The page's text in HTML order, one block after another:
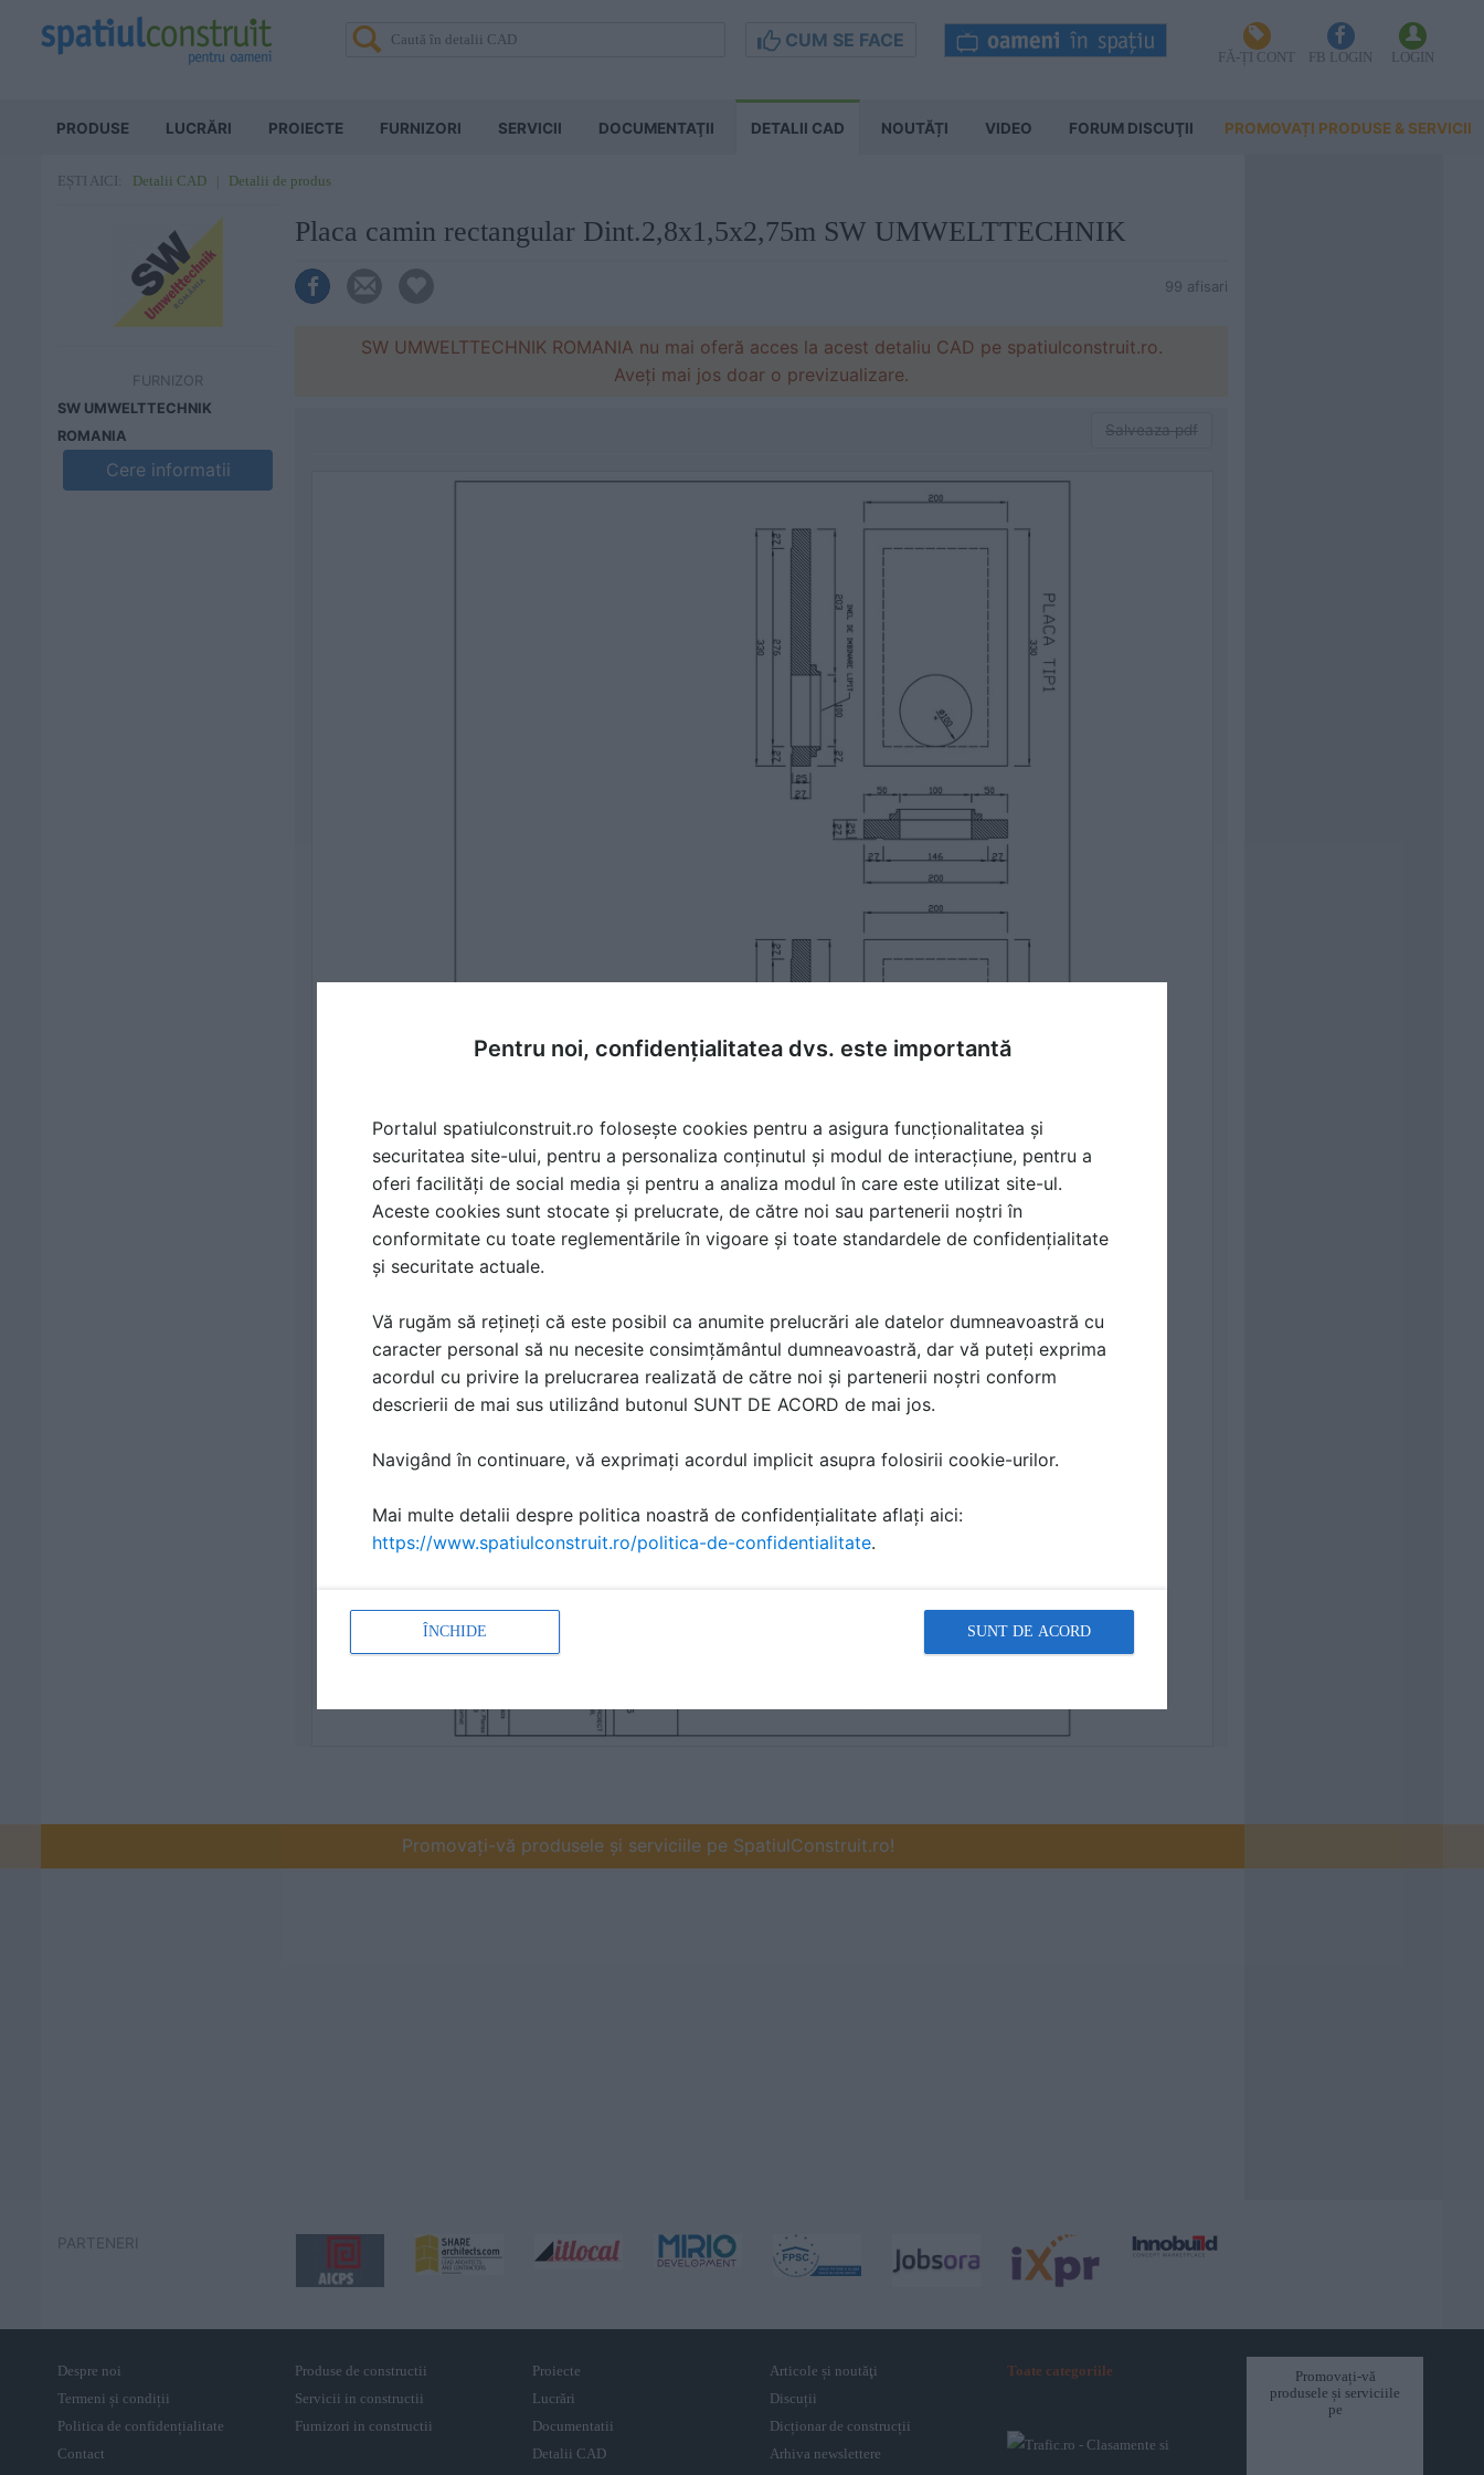
CUM SE FACE
FĂ-ȚI CONT FB LOGIN LOGIN
PRODUSE LUCRĂRI PROIECTE FURNIZORI SERVICII DOCUMENTAŢII DETALII CAD NOUTĂȚI VIDEO FORUM DISCUŢII PROMOVAȚI PRODUSE & SERVICII
EȘTI AICI: Detalii CAD Detalii de produs
FURNIZOR
SW UMWELTTECHNIK
ROMANIA
Cere informatii
Placa camin rectangular Dint.2,8x1,5x2,75m SW UMWELTTECHNIK
99 afisari
SW UMWELTTECHNIK ROMANIA nu mai oferă acces la acest detaliu CAD pe spatiulconstruit.ro.
Aveți mai jos doar o previzualizare.
Salveaza pdf
Promovați-vă produsele și serviciile pe SpatiulConstruit.ro!
PARTENERI
Despre noi
Termeni și condiții
Politica de confidențialitate
Contact
Produse de constructii
Servicii in constructii
Furnizori in constructii
Proiecte
Lucrări
Documentatii
Detalii CAD
Articole și noutăţi
Discuții
Dicționar de construcții
Arhiva newslettere
Toate categoriile
Promovați-vă
produsele și serviciile
pe
Pentru noi, confidențialitatea dvs. este importantă
Portalul spatiulconstruit.ro folosește cookies pentru a asigura funcționalitatea și
securitatea site-ului, pentru a personaliza conținutul și modul de interacțiune, pentru a
oferi facilități de social media și pentru a analiza modul în care este utilizat site-ul.
Aceste cookies sunt stocate și prelucrate, de către noi sau partenerii noștri în
conformitate cu toate reglementările în vigoare și toate standardele de confidențialitate
și securitate actuale.
Vă rugăm să rețineți că este posibil ca anumite prelucrări ale datelor dumneavoastră cu
caracter personal să nu necesite consimțământul dumneavoastră, dar vă puteți exprima
acordul cu privire la prelucrarea realizată de către noi și partenerii noștri conform
descrierii de mai sus utilizând butonul SUNT DE ACORD de mai jos.
Navigând în continuare, vă exprimați acordul implicit asupra folosirii cookie-urilor.
Mai multe detalii despre politica noastră de confidențialitate aflați aici:
https://www.spatiulconstruit.ro/politica-de-confidentialitate.
ÎNCHIDE SUNT DE ACORD